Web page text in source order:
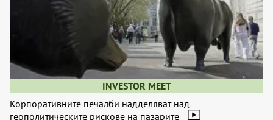
INVESTOR MEET
Корпоративните печалби надделяват над
геополитическите рискове на пазарите